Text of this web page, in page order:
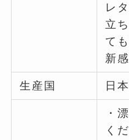
レ
立
て
新
生産国 日本
・
く